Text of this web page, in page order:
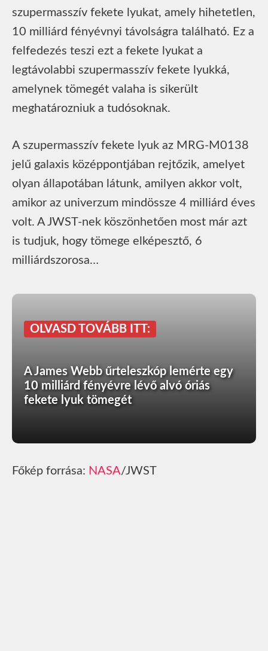
szupermasszív fekete lyukat, amely hihetetlen,
10 milliárd fényévnyi távolságra található. Ez a
felfedezés teszi ezt a fekete lyukat a
legtávolabbi szupermasszív fekete lyukká,
amelynek tömegét valaha is sikerült
meghatározniuk a tudósoknak.
A szupermasszív fekete lyuk az MRG-M0138
jelű galaxis középpontjában rejtőzik, amelyet
olyan állapotában látunk, amilyen akkor volt,
amikor az univerzum mindössze 4 milliárd éves
volt. A JWST-nek köszönhetően most már azt
is tudjuk, hogy tömege elképesztő, 6
milliárdszorosa…
OLVASD TOVÁBB ITT:
A James Webb űrteleszkóp lemérte egy
10 milliárd fényévre lévő alvó óriás
fekete lyuk tömegét
Főkép forrása: NASA/JWST